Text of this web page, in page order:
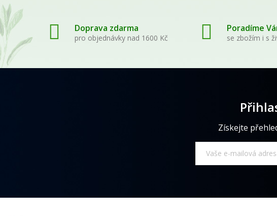
Doprava zdarma
pro objednávky nad 1600 Kč
Poradíme
se zbožím i s
Získejte